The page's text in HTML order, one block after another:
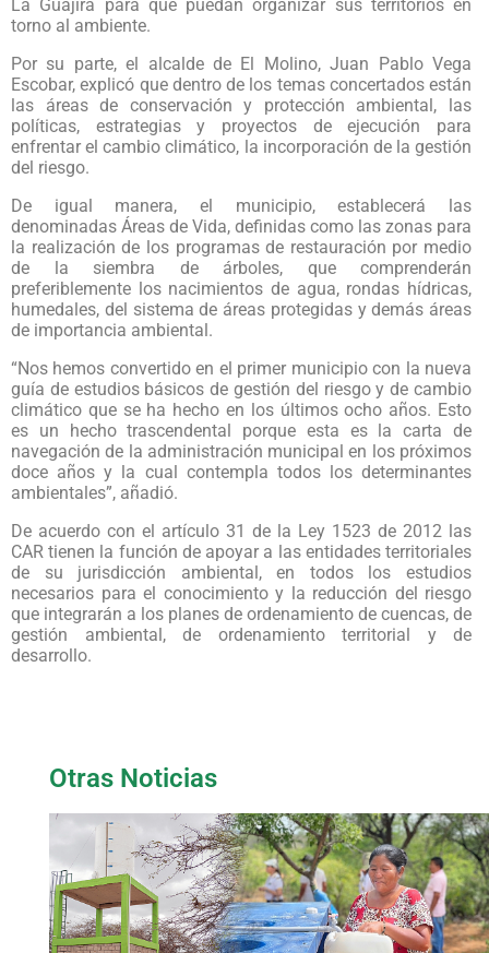
La Guajira para que puedan organizar sus territorios en
torno al ambiente.
Por su parte, el alcalde de El Molino, Juan Pablo Vega
Escobar, explicó que dentro de los temas concertados están
las áreas de conservación y protección ambiental, las
políticas, estrategias y proyectos de ejecución para
enfrentar el cambio climático, la incorporación de la gestión
del riesgo.
De igual manera, el municipio, establecerá las
denominadas Áreas de Vida, definidas como las zonas para
la realización de los programas de restauración por medio
de la siembra de árboles, que comprenderán
preferiblemente los nacimientos de agua, rondas hídricas,
humedales, del sistema de áreas protegidas y demás áreas
de importancia ambiental.
“Nos hemos convertido en el primer municipio con la nueva
guía de estudios básicos de gestión del riesgo y de cambio
climático que se ha hecho en los últimos ocho años. Esto
es un hecho trascendental porque esta es la carta de
navegación de la administración municipal en los próximos
doce años y la cual contempla todos los determinantes
ambientales”, añadió.
De acuerdo con el artículo 31 de la Ley 1523 de 2012 las
CAR tienen la función de apoyar a las entidades territoriales
de su jurisdicción ambiental, en todos los estudios
necesarios para el conocimiento y la reducción del riesgo
que integrarán a los planes de ordenamiento de cuencas, de
gestión ambiental, de ordenamiento territorial y de
desarrollo.
Otras Noticias